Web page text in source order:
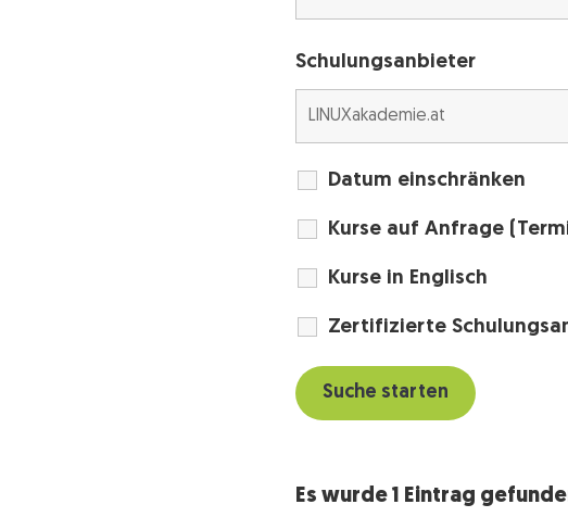
Schulungsanbieter
Datum einschränken
Kurse auf Anfrage
Kurse in Englisch
Zertifizierte
Es wurde 1 Eintrag